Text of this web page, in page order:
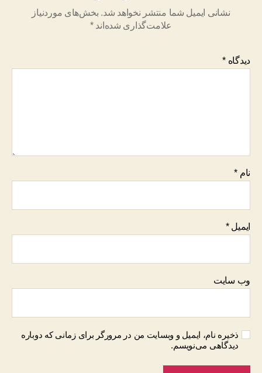
نشانی ایمیل شما منتشر نخواهد شد. بخش‌های موردنیاز
علامت‌گذاری شده‌اند*
دیدگاه*
نام *
ایمیل*
وب‌ سایت
ذخیره نام، ایمیل و وبسایت من در مرورگر برای زمانی که دوباره
دیدگاهی می‌نویسم.